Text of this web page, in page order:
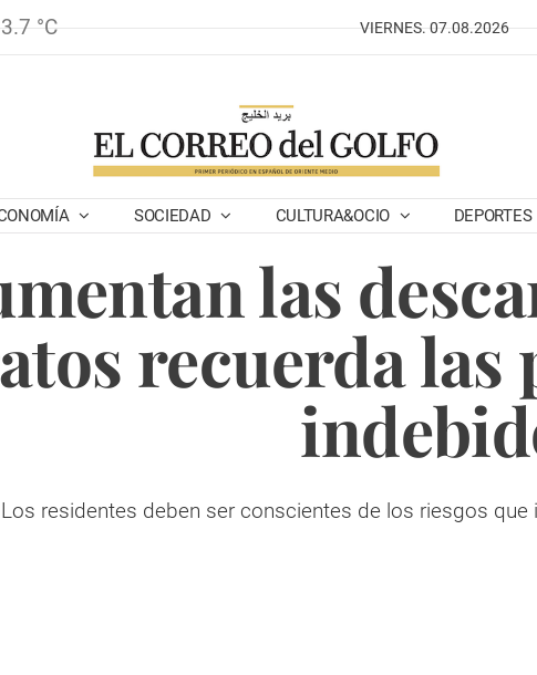
°C VIERNES. 07.08.2026
SOCIEDAD CULTURA&OCIO DEPORTES
las
recuerda las
Los residentes deben ser conscientes de los riesgos